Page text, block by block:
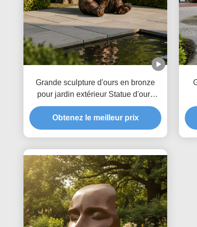
Grande sculpture d'ours en bronze
pour jardin extérieur Statue d'ours
brun assis réaliste Décoration
artistique d'animaux en métal
personnalisé pour la villa du parc
Obtenez le meilleur prix